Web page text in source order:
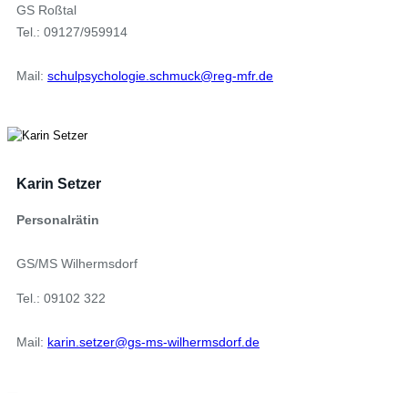
GS Roßtal
Tel.: 09127/959914
Mail: schulpsychologie.schmuck@reg-mfr.de
Karin Setzer
Personalrätin
GS/MS Wilhermsdorf
Tel.: 09102 322
Mail: karin.setzer@gs-ms-wilhermsdorf.de